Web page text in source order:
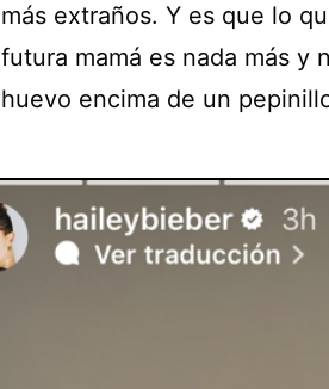
más extraños. Y es que lo
futura mamá es nada más y
huevo encima de un